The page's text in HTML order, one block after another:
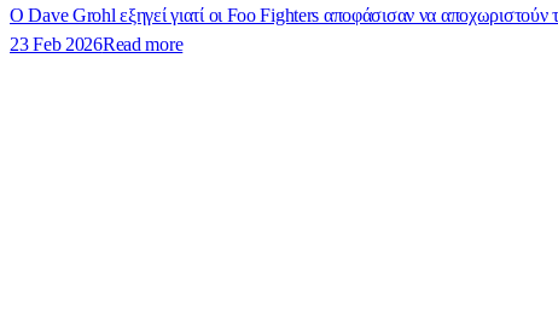
Ο Dave Grohl εξηγεί γιατί οι Foo Fighters αποφάσισαν να αποχωριστούν
23 Feb 2026Read more